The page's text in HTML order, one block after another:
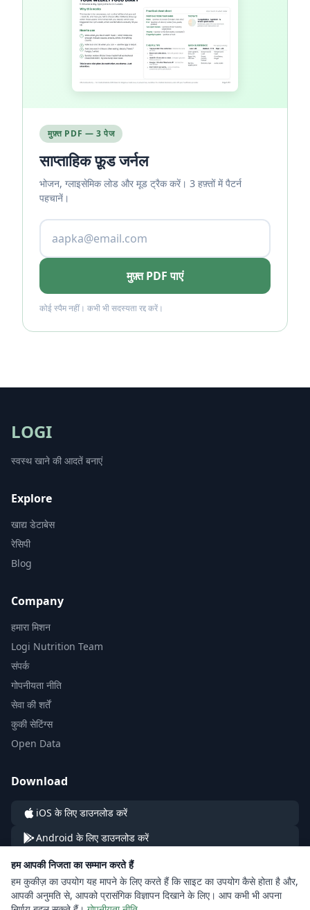
मुफ़्त PDF — 3 पेज
साप्ताहिक फ़ूड जर्नल
भोजन, ग्लाइसेमिक लोड और मूड ट्रैक करें। 3 हफ़्तों में पैटर्न
पहचानें।
मुफ़्त PDF पाएं
कोई स्पैम नहीं। कभी भी सदस्यता रद्द करें।
LOGI
स्वस्थ खाने की आदतें बनाएं
Explore
खाद्य डेटाबेस
रेसिपी
Blog
Company
हमारा मिशन
Logi Nutrition Team
संपर्क
गोपनीयता नीति
सेवा की शर्तें
कुकी सेटिंग्स
Open Data
Download
iOS के लिए डाउनलोड करें
Android के लिए डाउनलोड करें
हम आपकी निजता का सम्मान करते हैं
हम कुकीज़ का उपयोग यह मापने के लिए करते हैं कि साइट का उपयोग कैसे होता है और,
आपकी अनुमति से, आपको प्रासंगिक विज्ञापन दिखाने के लिए। आप कभी भी अपना